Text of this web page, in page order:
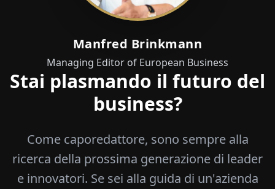
Manfred Brinkmann
Managing Editor of European Business
Stai plasmando il futuro del
business?
Come caporedattore, sono sempre alla
ricerca della prossima generazione di leader
e innovatori. Se sei alla guida di un'azienda